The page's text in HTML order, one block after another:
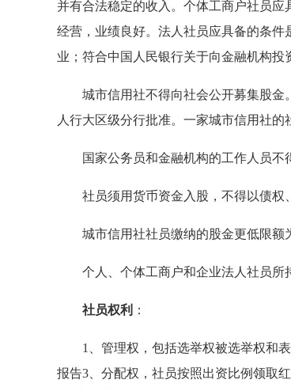
并有合法稳定的收入。个体工商户社员
经营，业绩良好。法人社员应具备的条
业；符合中国人民银行关于向金融机构投
城市信用社不得向社会公开募集股金
人行大区级分行批准。一家城市信用社的
国家公务员和金融机构的工作人员不
社员须用货币资金入股，不得以债权
城市信用社社员缴纳的股金更低限额为
个人、个体工商户和企业法人社员所持
社员权利 ：
1、管理权，包括选举权被选举权和表
报告3、分配权，社员按照出资比例领取